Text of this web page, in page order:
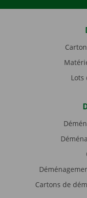
Lots
Cartons de